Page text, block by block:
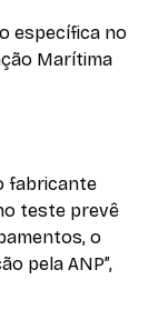
específica no
Marítima
fabricante
teste prevê
o
pela ANP”,